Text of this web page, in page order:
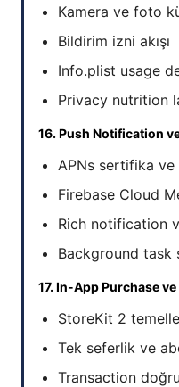
Kamera ve foto
Bildirim izni akışı
Info.plist usage
Privacy nutrition
16. Push Notification
APNs sertifika
Firebase Cloud
Rich notification
Background task
17. In-App Purchase
StoreKit 2
Tek seferlik ve
Transaction